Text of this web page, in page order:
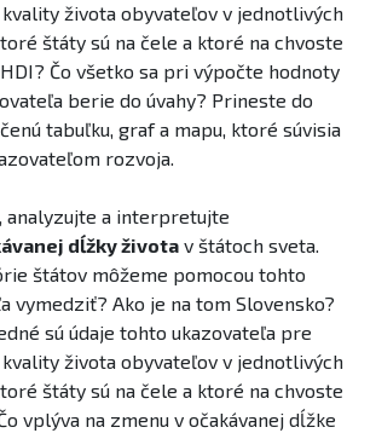
života obyvateľov v jednotlivých
štáty sú na čele a ktoré na chvoste
​Čo všetko sa pri výpočte hodnoty
berie do úvahy? Prineste do
tabuľku, graf a mapu, ktoré súvisia
rozvoja.
analyzujte a interpretujte
dĺžky života v štátoch sveta.
štátov môžeme pomocou tohto
vymedziť? Ako je na tom Slovensko?
sú údaje tohto ukazovateľa pre
života obyvateľov v jednotlivých
štáty sú na čele a ktoré na chvoste
vplýva na zmenu ​v očakávanej dĺžke